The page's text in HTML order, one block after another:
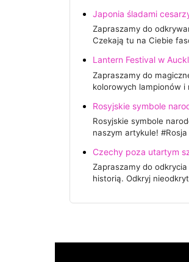
Japonia śladami
Zapraszamy do
Czekają tu na Ciebie
Lantern Festival w
Zapraszamy do
kolorowych lampionów i
Rosyjskie symbole
Rosyjskie symbole
naszym artykule!
Czechy poza utartym
Zapraszamy do
historią. Odkryj